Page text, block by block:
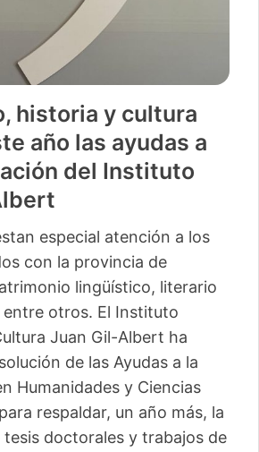
historia y cultura
año las ayudas a
del Instituto
especial atención a los
con la provincia de
lingüístico, literario
otros. El Instituto
Juan Gil-Albert ha
de las Ayudas a la
Humanidades y Ciencias
respaldar, un año más, la
tesis doctorales y trabajos de